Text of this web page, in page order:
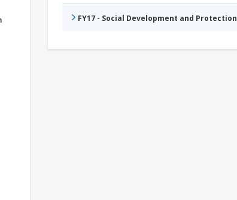
FY17 - Social Development and Protection